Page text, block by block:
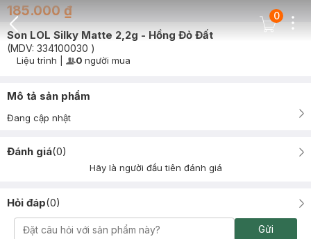
Back Icon
Cart Icon
0
185.000 ₫
Son LOL Silky Matte 2,2g - Hồng Đỏ Đất
(MDV: 334100030 )
Timer Gray Icon
Liệu trình User Product Icon
0 người mua
Mô tả sản phẩm
Đang cập nhật
Đánh giá(0)
Hãy là người đầu tiên đánh giá
Hỏi đáp(0)
Gửi